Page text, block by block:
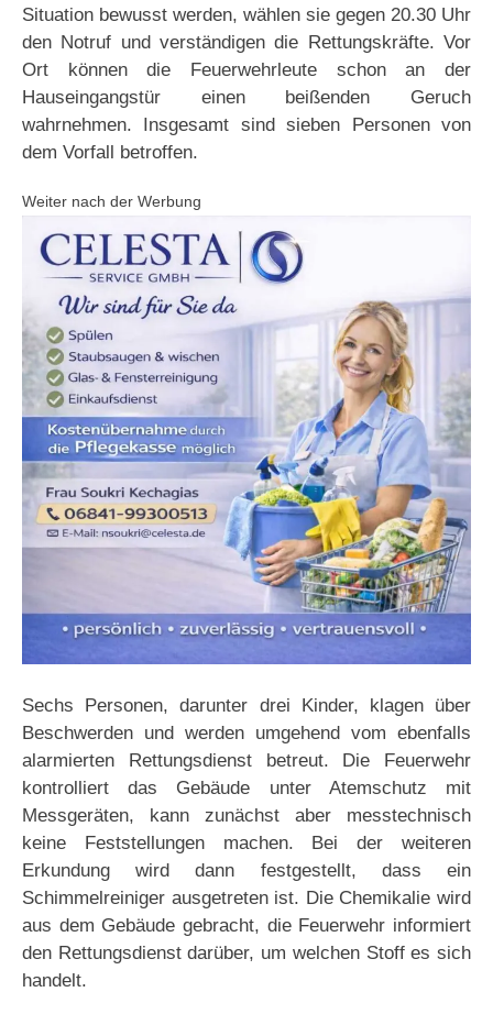
Situation bewusst werden, wählen sie gegen 20.30 Uhr
den Notruf und verständigen die Rettungskräfte. Vor
Ort können die Feuerwehrleute schon an der
Hauseingangstür einen beißenden Geruch
wahrnehmen. Insgesamt sind sieben Personen von
dem Vorfall betroffen.
Weiter nach der Werbung
Sechs Personen, darunter drei Kinder, klagen über
Beschwerden und werden umgehend vom ebenfalls
alarmierten Rettungsdienst betreut. Die Feuerwehr
kontrolliert das Gebäude unter Atemschutz mit
Messgeräten, kann zunächst aber messtechnisch
keine Feststellungen machen. Bei der weiteren
Erkundung wird dann festgestellt, dass ein
Schimmelreiniger ausgetreten ist. Die Chemikalie wird
aus dem Gebäude gebracht, die Feuerwehr informiert
den Rettungsdienst darüber, um welchen Stoff es sich
handelt.